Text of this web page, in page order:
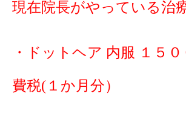
現在院長がやっている治
・ドットヘア 内服 １５
費税(１か月分）